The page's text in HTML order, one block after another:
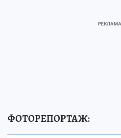
ФОТОРЕПОРТАЖ: